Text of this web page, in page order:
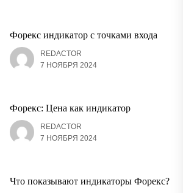
Форекс индикатор с точками входа
REDACTOR
7 НОЯБРЯ 2024
Форекс: Цена как индикатор
REDACTOR
7 НОЯБРЯ 2024
Что показывают индикаторы Форекс?